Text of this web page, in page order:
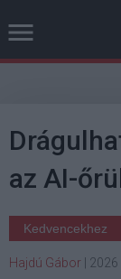
az AI-
Kedvencekhez
Hajdú Gábor 2026